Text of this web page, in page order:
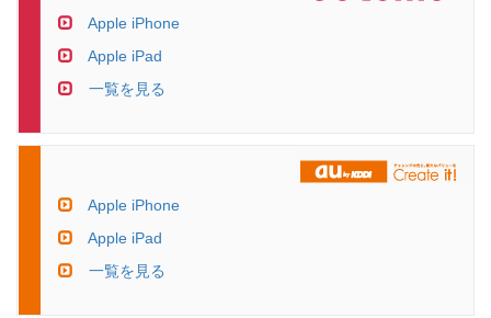
Apple iPhone
Apple iPad
一覧を見る
Apple iPhone
Apple iPad
一覧を見る